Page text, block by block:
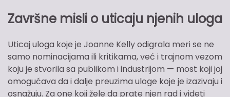
Završne misli o uticaju njenih uloga
Uticaj uloga koje je Joanne Kelly odigrala meri se ne
samo nominacijama ili kritikama, već i trajnom vezom
koju je stvorila sa publikom i industrijom — most koji joj
omogućava da i dalje preuzima uloge koje je izazivaju i
osnažuju. Za one koji žele da prate njen rad i videti